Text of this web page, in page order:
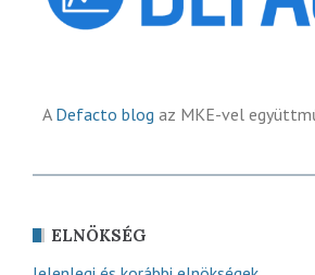
A Defacto blog az MKE-vel
ELNÖKSÉG